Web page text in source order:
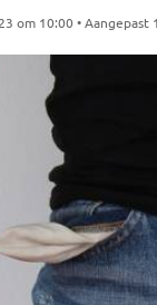
om 10:00 •